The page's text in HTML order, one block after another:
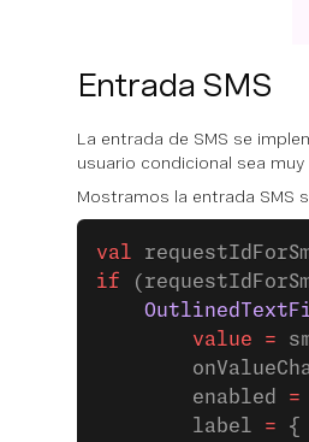
Entrada SMS
La entrada de SMS se
usuario condicional sea muy
Mostramos la entrada SMS
val
if
        value
=
        enabled
=
        label
= {